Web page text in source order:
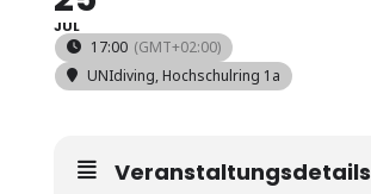
JUL
17:00 (GMT+02:00)
UNIdiving, Hochschulring 1a
Veranstaltungsdetails